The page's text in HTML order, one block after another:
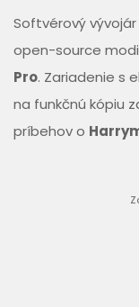
Softvérový vývojár
open-source
Pro. Zariadenie s
na funkčnú kópiu
príbehov o